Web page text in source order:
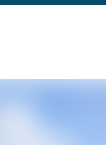
Accessibilité et